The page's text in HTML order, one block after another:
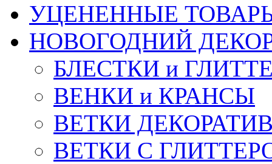
УЦЕНЕННЫЕ
НОВОГОДНИЙ
БЛЕСТКИ и
ВЕНКИ и КРАНСЫ
ВЕТКИ
ВЕТКИ С